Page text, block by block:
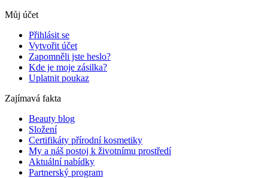
Můj účet
Přihlásit se
Vytvořit účet
Zapomněli jste heslo?
Kde je moje zásilka?
Uplatnit poukaz
Zajímavá fakta
Beauty blog
Složení
Certifikáty přírodní kosmetiky
My a náš postoj k životnímu prostředí
Aktuální nabídky
Partnerský program